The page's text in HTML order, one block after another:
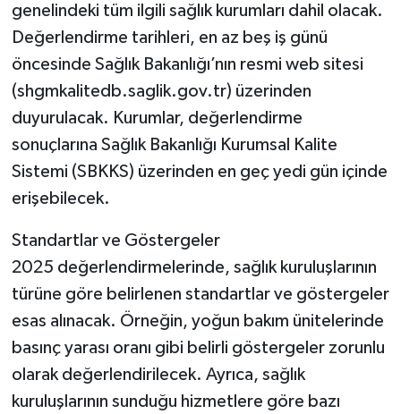
genelindeki tüm ilgili sağlık kurumları dahil olacak.
Değerlendirme tarihleri, en az beş iş günü
öncesinde Sağlık Bakanlığı’nın resmi web sitesi
(shgmkalitedb.saglik.gov.tr) üzerinden
duyurulacak. Kurumlar, değerlendirme
sonuçlarına Sağlık Bakanlığı Kurumsal Kalite
Sistemi (SBKKS) üzerinden en geç yedi gün içinde
erişebilecek.
Standartlar ve Göstergeler
2025 değerlendirmelerinde, sağlık kuruluşlarının
türüne göre belirlenen standartlar ve göstergeler
esas alınacak. Örneğin, yoğun bakım ünitelerinde
basınç yarası oranı gibi belirli göstergeler zorunlu
olarak değerlendirilecek. Ayrıca, sağlık
kuruluşlarının sunduğu hizmetlere göre bazı